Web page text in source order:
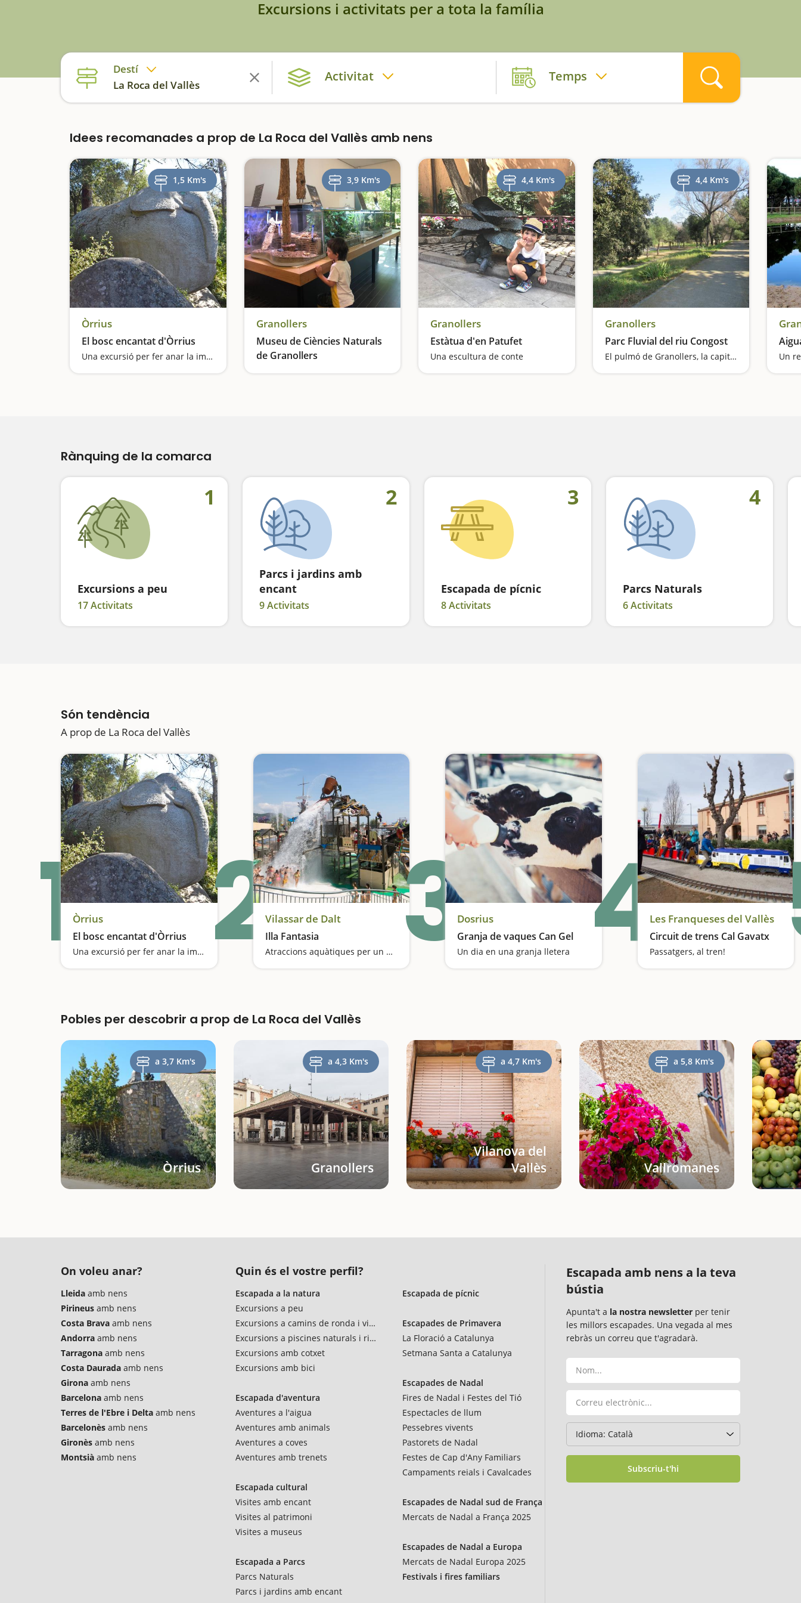
Excursions i activitats per a tota la família
Destí
La Roca del Vallès
Activitat Temps
Idees recomanades a prop de La Roca del Vallès amb nens
1,5 Km's
Òrrius
El bosc encantat d'Òrrius
Una excursió per fer anar la imaginació
3,9 Km's
Granollers
Museu de Ciències Naturals
de Granollers
Investiguem com viuen éssers vius minúsculs
4,4 Km's
Granollers
Estàtua d'en Patufet
Una escultura de conte
4,4 Km's
Granollers
Parc Fluvial del riu Congost
El pulmó de Granollers, la capital del Vallès Oriental Un
Rànquing de la comarca
1
Excursions a peu
17 Activitats
2
Parcs i jardins amb
encant
9 Activitats
3
Escapada de pícnic
8 Activitats
4
Parcs Naturals
6 Activitats
Són tendència
A prop de La Roca del Vallès
1Òrrius
El bosc encantat d'Òrrius
Una excursió per fer anar la imaginació 2Vilassar de Dalt
Illa Fantasia
Atraccions aquàtiques per un dia calorós 3Dosrius
Granja de vaques Can Gel
Un dia en una granja lletera 4Les Franqueses del Vallès
Circuit de trens Cal Gavatx
Passatgers, al tren!
Pobles per descobrir a prop de La Roca del Vallès
a 3,7 Km's
Òrrius
a 4,3 Km's
Granollers
a 4,7 Km's
Vilanova del
Vallès
a 5,8 Km's
Vallromanes
On voleu anar?
Lleida amb nens
Pirineus amb nens
Costa Brava amb nens
Andorra amb nens
Tarragona amb nens
Costa Daurada amb nens
Girona amb nens
Barcelona amb nens
Terres de l'Ebre i Delta amb nens
Barcelonès amb nens
Gironès amb nens
Montsià amb nens
Quin és el vostre perfil?
Escapada a la natura
Excursions a peu
Excursions a camins de ronda i vies verdes
Excursions a piscines naturals i rius
Excursions amb cotxet
Excursions amb bici
Escapada d'aventura
Aventures a l'aigua
Aventures amb animals
Aventures a coves
Aventures amb trenets
Escapada cultural
Visites amb encant
Visites al patrimoni
Visites a museus
Escapada a Parcs
Parcs Naturals
Parcs i jardins amb encant
Escapada de pícnic
Escapades de Primavera
La Floració a Catalunya
Setmana Santa a Catalunya
Escapades de Nadal
Fires de Nadal i Festes del Tió
Espectacles de llum
Pessebres vivents
Pastorets de Nadal
Festes de Cap d'Any Familiars
Campaments reials i Cavalcades
Escapades de Nadal sud de França
Mercats de Nadal a França 2025
Escapades de Nadal a Europa
Mercats de Nadal Europa 2025
Festivals i fires familiars
Escapada amb nens a la teva
bústia
Apunta't a la nostra newsletter per tenir
les millors escapades. Una vegada al mes
rebràs un correu que t'agradarà.
Subscriu-t'hi